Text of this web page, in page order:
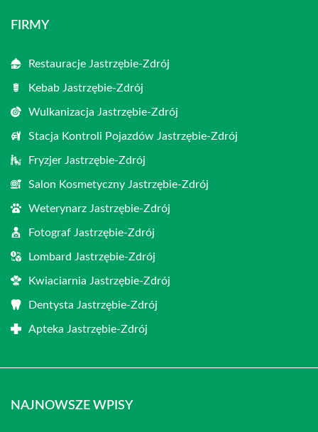
FIRMY
Restauracje Jastrzębie-Zdrój
Kebab Jastrzębie-Zdrój
Wulkanizacja Jastrzębie-Zdrój
Stacja Kontroli Pojazdów Jastrzębie-Zdrój
Fryzjer Jastrzębie-Zdrój
Salon Kosmetyczny Jastrzębie-Zdrój
Weterynarz Jastrzębie-Zdrój
Fotograf Jastrzębie-Zdrój
Lombard Jastrzębie-Zdrój
Kwiaciarnia Jastrzębie-Zdrój
Dentysta Jastrzębie-Zdrój
Apteka Jastrzębie-Zdrój
NAJNOWSZE WPISY